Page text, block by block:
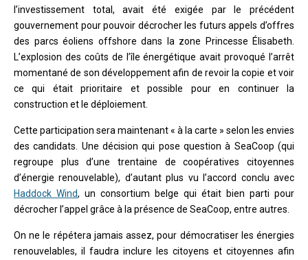
l’investissement total, avait été exigée par le précédent
gouvernement pour pouvoir décrocher les futurs appels d’offres
des parcs éoliens offshore dans la zone Princesse Élisabeth.
L’explosion des coûts de l’île énergétique avait provoqué l’arrêt
momentané de son développement afin de revoir la copie et voir
ce qui était prioritaire et possible pour en continuer la
construction et le déploiement.
Cette participation sera maintenant « à la carte » selon les envies
des candidats. Une décision qui pose question à SeaCoop (qui
regroupe plus d’une trentaine de coopératives citoyennes
d’énergie renouvelable), d’autant plus vu l’accord conclu avec
Haddock Wind, un consortium belge qui était bien parti pour
décrocher l’appel grâce à la présence de SeaCoop, entre autres.
On ne le répétera jamais assez, pour démocratiser les énergies
renouvelables, il faudra inclure les citoyens et citoyennes afin